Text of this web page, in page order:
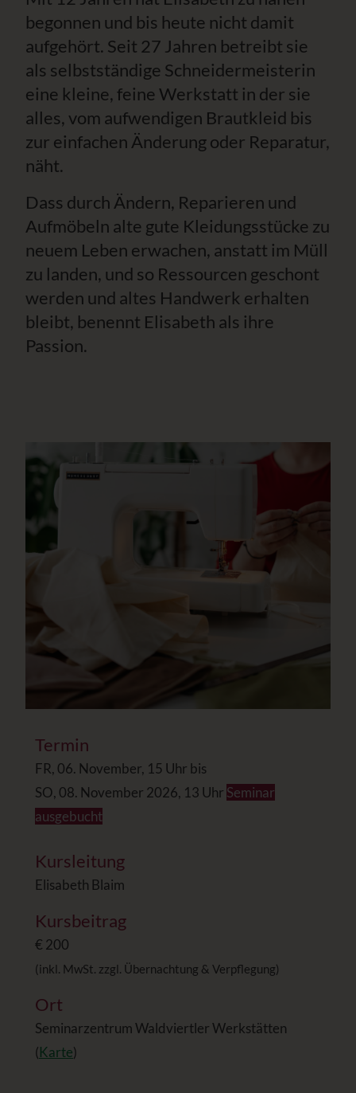
begonnen und bis heute nicht damit
aufgehört. Seit 27 Jahren betreibt sie
als selbstständige Schneidermeisterin
eine kleine, feine Werkstatt in der sie
alles, vom aufwendigen Brautkleid bis
zur einfachen Änderung oder Reparatur,
näht.
Dass durch Ändern, Reparieren und
Aufmöbeln alte gute Kleidungsstücke zu
neuem Leben erwachen, anstatt im Müll
zu landen, und so Ressourcen geschont
werden und altes Handwerk erhalten
bleibt, benennt Elisabeth als ihre
Passion.
Termin
FR, 06. November, 15 Uhr bis
SO, 08. November 2026, 13 Uhr Seminar
ausgebucht
Kursleitung
Elisabeth Blaim
Kursbeitrag
€ 200
(inkl. MwSt. zzgl. Übernachtung & Verpflegung)
Ort
Seminarzentrum Waldviertler Werkstätten
(Karte)